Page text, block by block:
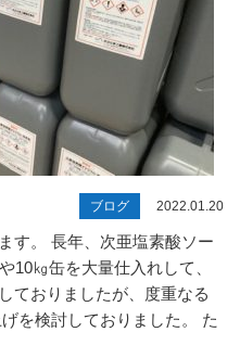
ブログ 2022.01.20
す。 長年、次亜塩素酸ソー
10㎏缶を大量仕入れして、
ておりましたが、度重なる
を検討しておりました。 た